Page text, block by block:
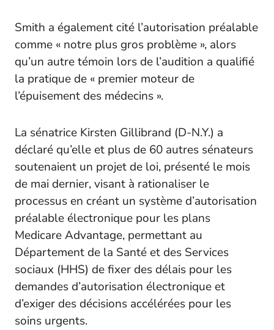
Smith a également cité l’autorisation préalable
comme « notre plus gros problème », alors
qu’un autre témoin lors de l’audition a qualifié
la pratique de « premier moteur de
l’épuisement des médecins ».
La sénatrice Kirsten Gillibrand (D-N.Y.) a
déclaré qu’elle et plus de 60 autres sénateurs
soutenaient un projet de loi, présenté le mois
de mai dernier, visant à rationaliser le
processus en créant un système d’autorisation
préalable électronique pour les plans
Medicare Advantage, permettant au
Département de la Santé et des Services
sociaux (HHS) de fixer des délais pour les
demandes d’autorisation électronique et
d’exiger des décisions accélérées pour les
soins urgents.